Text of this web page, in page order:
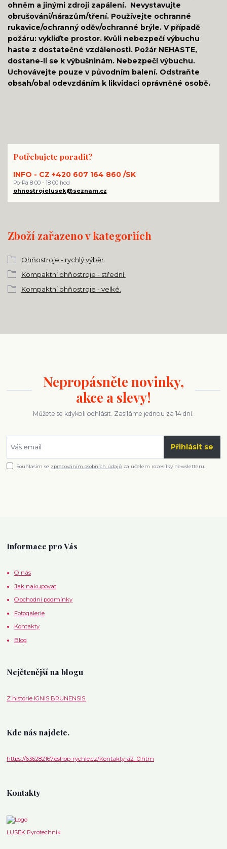
ohněm a jinými zdroji zapálení. Nevystavujte
obrušování/nárazům/tření. Používejte ochranné
rukavice/ochranný oděv/ochranné brýle. V případě
požáru: vykliďte prostor. Kvůli nebezpečí výbuchu
haste z dostatečné vzdálenosti. Požár NEHASTE,
dostane-li se k výbušninám. Nebezpečí výbuchu.
Uchovávejte pouze v původním balení. Odstraňte
obsah/obal odevzdáním k likvidaci oprávněné osobě.
Zboží zařazeno v kategoriích
Ohňostroje - rychlý výběr.
Kompaktní ohňostroje - střední.
Kompaktní ohňostroje - velké.
Potřebujete poradit?
INFO - CZ +420 607 164 860 /SK
Po-Pa 8 00 - 18 00 hod
ohnostrojelusek@seznam.cz
Nepropásněte novinky,
akce a slevy!
Můžete se kdykoli odhlásit. Zasíláme jednou za 14 dní.
Přihlásit se
Souhlasím se zpracováním osobních údajů za účelem rozesílky newsletteru.
Informace pro Vás
O nás
Jak nakupovat
Obchodní podmínky
Fotogalerie
Kontakty
Blog
Nejčtenější na blogu
Z historie IGNIS BRUNENSIS.
Kde nás najdete.
https://636282167.eshop-rychle.cz/Kontakty-a2_0.htm
Kontakty
LUSEK Pyrotechnik